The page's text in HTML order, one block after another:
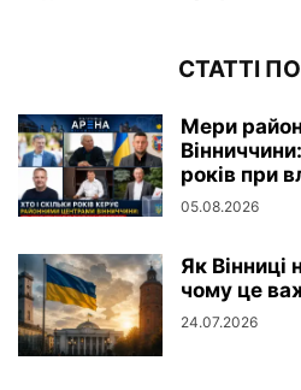
СТАТТІ
Мери
років при
05.08.2026
Як Вінниці
чому це
24.07.2026